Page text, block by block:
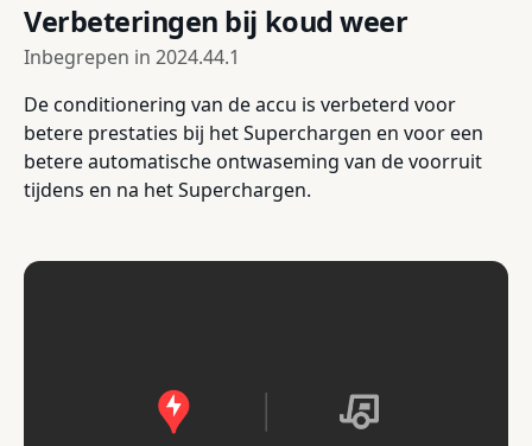
Verbeteringen bij koud weer
Inbegrepen in 2024.44.1
De conditionering van de accu is verbeterd voor
betere prestaties bij het Superchargen en voor een
betere automatische ontwaseming van de voorruit
tijdens en na het Superchargen.